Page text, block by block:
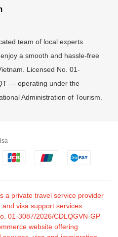
team of local experts
a smooth and hassle-free
Licensed No. 01-
— operating under the
Administration of Tourism.
a private travel service provider
visa support services
01-3087/2026/CDLQGVN-GP
website offering